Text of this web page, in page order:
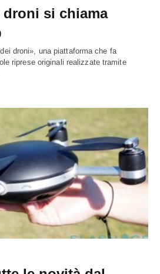
droni si chiama
droni», una piattaforma che fa
riprese originali realizzate tramite